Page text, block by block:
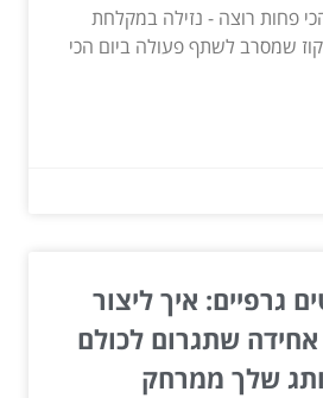
פחות רוצה - נזילה במקלחת
שמסרב לשתף פעולה ביום הכי
גרפיים: איך ליצור
אחידה שתגרום לכולם
שלך ממרחק